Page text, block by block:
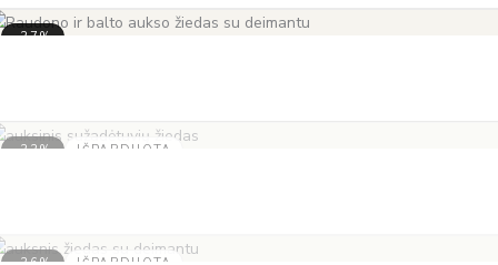
-37%
-33% IŠPARDUOTA